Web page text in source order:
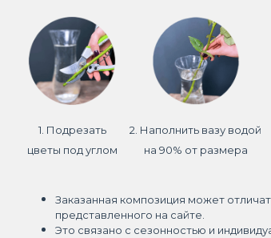
1. Подрезать
цветы под углом
2. Наполнить вазу водой
на 90% от размера
Заказанная композиция может
представленного на сайте.
Это связано с сезонностью и